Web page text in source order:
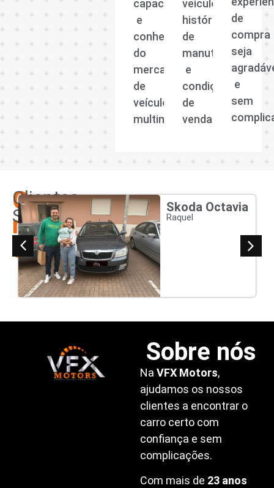
capacitada
e
conhecedora
do
mercado
de
veículos
multimarcas.
veículo,
histórico
de
manutenção
e
condições
de
venda.
de
compra
seja
e
sem
Os
nossos
clientes
Clientes
Satisfeitos
Skoda Octavia
Raquel
Sobre nós
NaVFX Motors,
ajudamos os nossos
clientes a encontrar o
carro certo com
confiança e sem
complicações.
Com mais de 23 anos